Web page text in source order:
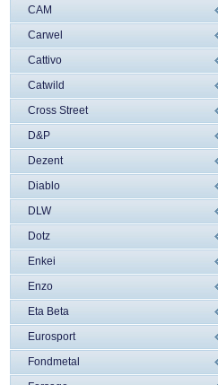
CAM
Carwel
Cattivo
Catwild
Cross Street
D&P
Dezent
Diablo
DLW
Dotz
Enkei
Enzo
Eta Beta
Eurosport
Fondmetal